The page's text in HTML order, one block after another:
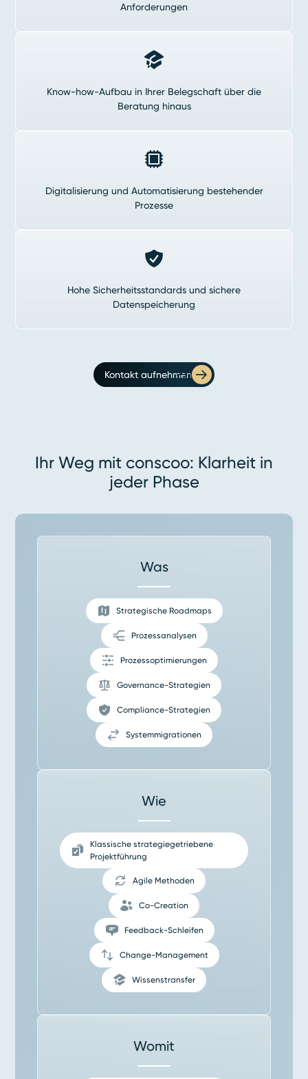
Anforderungen
Know-how-Aufbau in Ihrer Belegschaft über die
Beratung hinaus
Digitalisierung und Automatisierung bestehender
Prozesse
Hohe Sicherheitsstandards und sichere
Datenspeicherung
Kontakt aufnehmen
Ihr Weg mit conscoo: Klarheit in
jeder Phase
Was
Strategische Roadmaps
Prozessanalysen
Prozessoptimierungen
Governance-Strategien
Compliance-Strategien
Systemmigrationen
Wie
Klassische strategie­getriebene
Projektführung
Agile Methoden
Co-Creation
Feedback-Schleifen
Change-Management
Wissenstransfer
Womit